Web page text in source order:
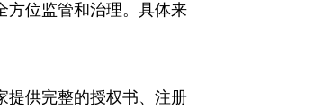
位监管和治理。具体来
供完整的授权书、注册